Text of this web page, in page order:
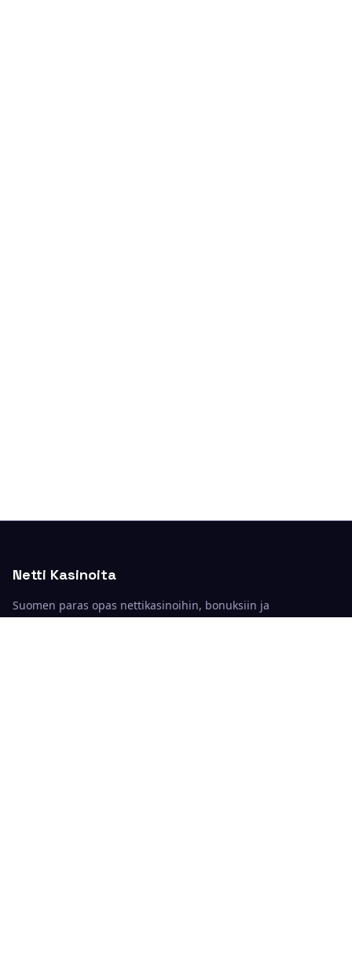
Netti Kasinoita
Suomen paras opas nettikasinoihin, bonuksiin ja